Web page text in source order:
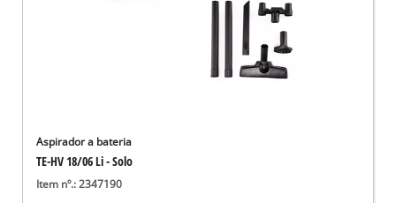
Aspirador a bateria
TE-HV 18/06 Li - Solo
Item nº.: 2347190